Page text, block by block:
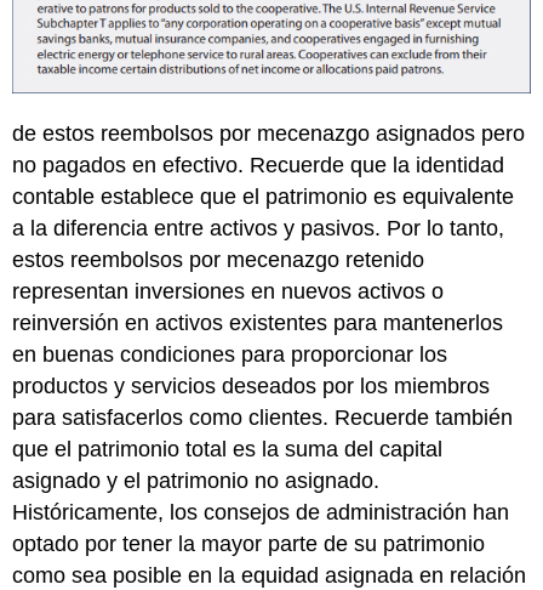
de estos reembolsos por mecenazgo asignados pero
no pagados en efectivo. Recuerde que la identidad
contable establece que el patrimonio es equivalente
a la diferencia entre activos y pasivos. Por lo tanto,
estos reembolsos por mecenazgo retenido
representan inversiones en nuevos activos o
reinversión en activos existentes para mantenerlos
en buenas condiciones para proporcionar los
productos y servicios deseados por los miembros
para satisfacerlos como clientes. Recuerde también
que el patrimonio total es la suma del capital
asignado y el patrimonio no asignado.
Históricamente, los consejos de administración han
optado por tener la mayor parte de su patrimonio
como sea posible en la equidad asignada en relación